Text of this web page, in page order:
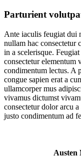
Parturient
Ante iaculis feugiat dui
nullam hac consectetur
in a scelerisque.
consectetur elementum
condimentum lectus. A
congue sapien erat a
ullamcorper mus
vivamus dictumst
consectetur dolor arcu
justo condimentum ad
Austen